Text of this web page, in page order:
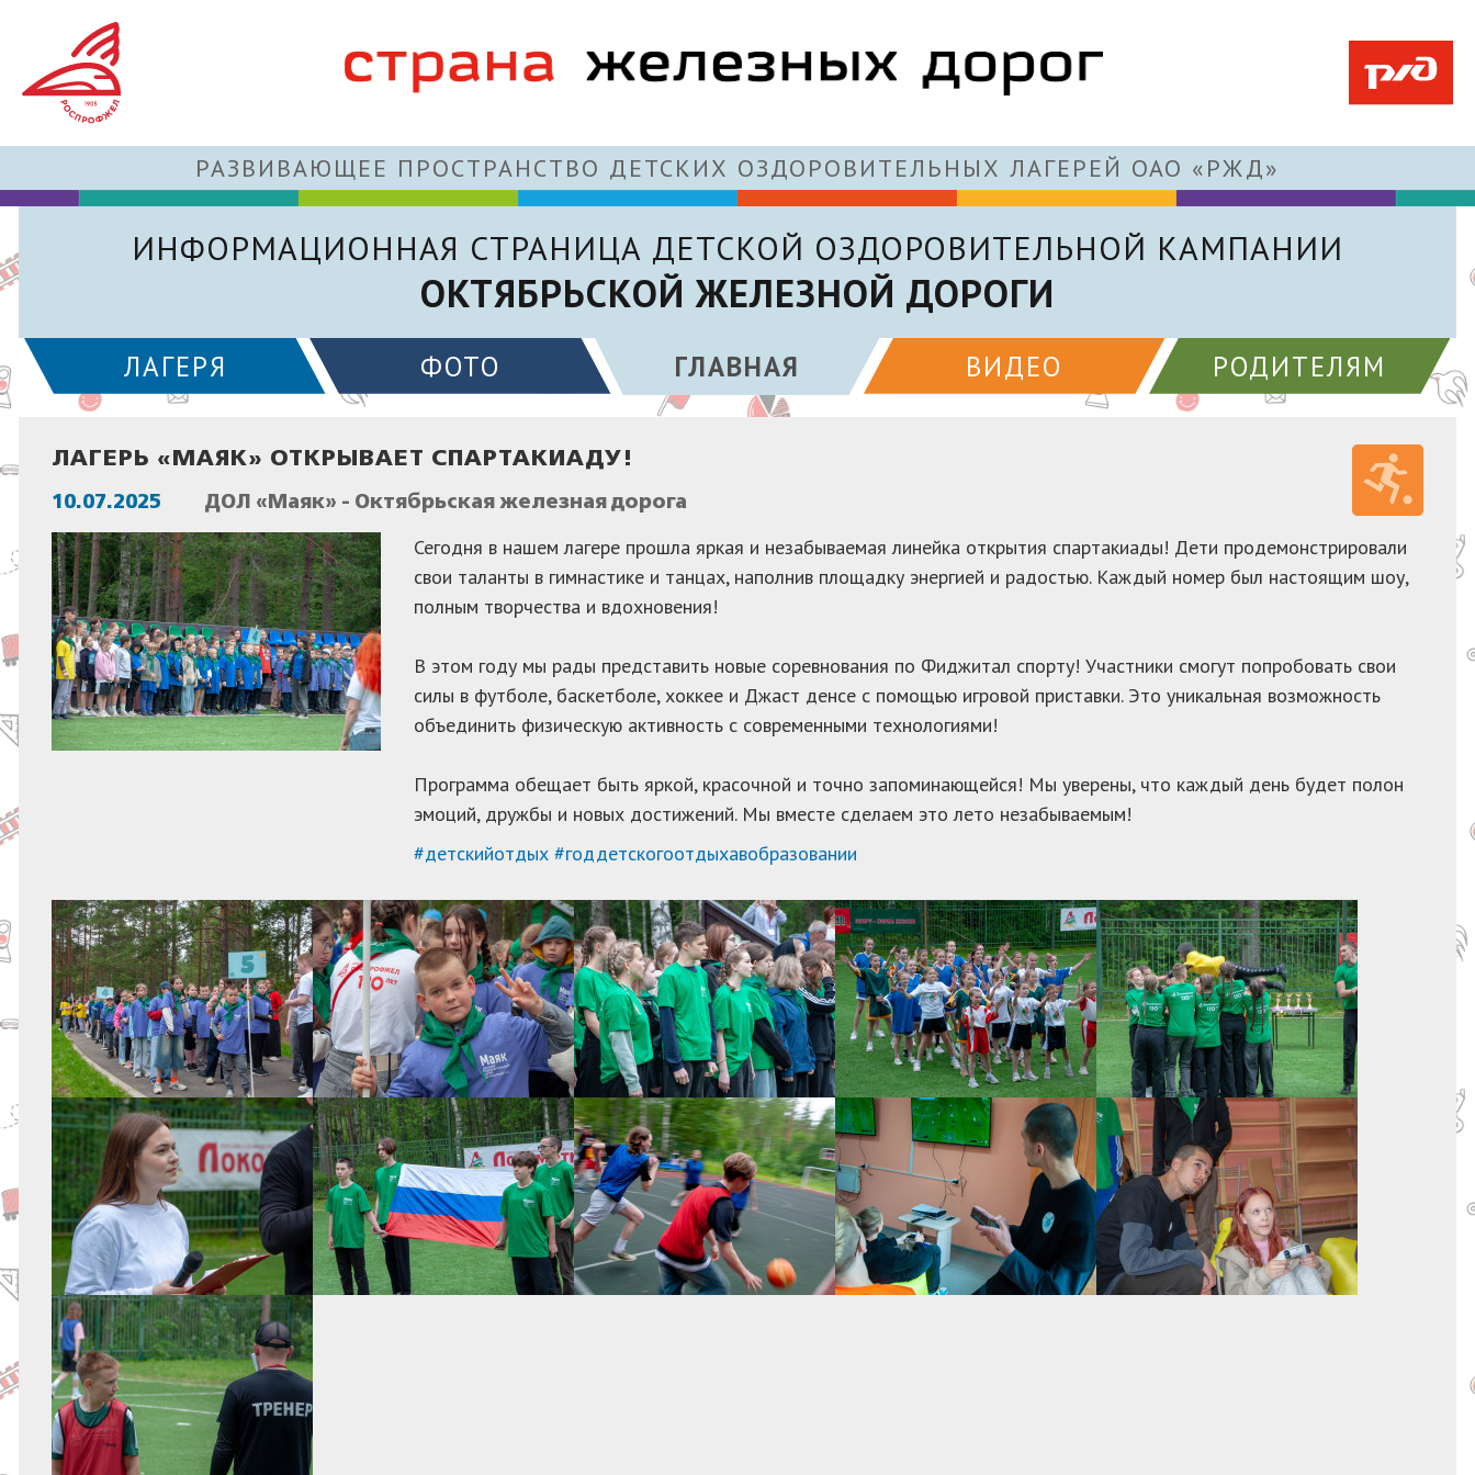
РАЗВИВАЮЩЕЕ ПРОСТРАНСТВО ДЕТСКИХ ОЗДОРОВИТЕЛЬНЫХ ЛАГЕРЕЙ ОАО «РЖД»
ИНФОРМАЦИОННАЯ СТРАНИЦА ДЕТСКОЙ ОЗДОРОВИТЕЛЬНОЙ КАМПАНИИ
ОКТЯБРЬСКОЙ ЖЕЛЕЗНОЙ ДОРОГИ
ЛАГЕРЯ ФОТО ГЛАВНАЯ ВИДЕО РОДИТЕЛЯМ
ЛАГЕРЬ «МАЯК» ОТКРЫВАЕТ СПАРТАКИАДУ!
10.07.2025 ДОЛ «Маяк» - Октябрьская железная дорога
Сегодня в нашем лагере прошла яркая и незабываемая линейка открытия спартакиады! Дети продемонстрировали
свои таланты в гимнастике и танцах, наполнив площадку энергией и радостью. Каждый номер был настоящим шоу,
полным творчества и вдохновения!
В этом году мы рады представить новые соревнования по Фиджитал спорту! Участники смогут попробовать свои
силы в футболе, баскетболе, хоккее и Джаст денсе с помощью игровой приставки. Это уникальная возможность
объединить физическую активность с современными технологиями!
Программа обещает быть яркой, красочной и точно запоминающейся! Мы уверены, что каждый день будет полон
эмоций, дружбы и новых достижений. Мы вместе сделаем это лето незабываемым!
#детскийотдых #годдетскогоотдыхавобразовании